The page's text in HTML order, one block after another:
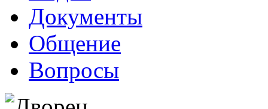
Документы
Общение
Вопросы